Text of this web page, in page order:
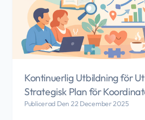
Kontinuerlig Utbildning för
Strategisk Plan för
Publicerad Den 22 December 2025